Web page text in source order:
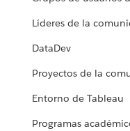
Líderes de la
DataDev
Proyectos de la
Entorno de Tableau
Programas